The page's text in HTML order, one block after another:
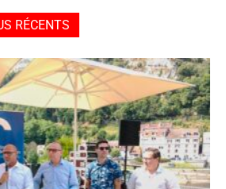
RÉCENTS